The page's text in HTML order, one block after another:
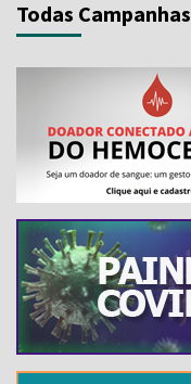
Todas Campanhas